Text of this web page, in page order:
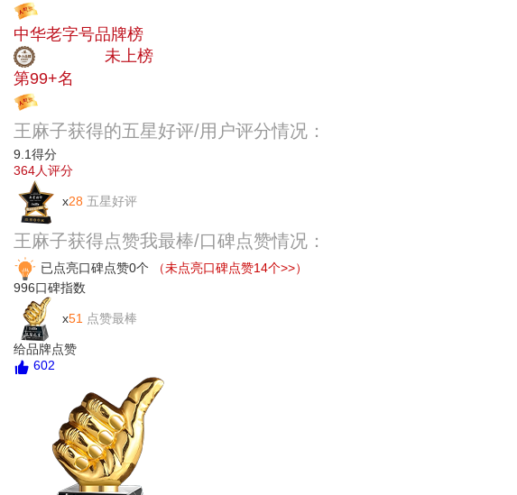
中华老字号品牌榜
未上榜
第99+名
王麻子获得的五星好评/用户评分情况：
9.1得分
364人评分
x28 五星好评
王麻子获得点赞我最棒/口碑点赞情况：
已点亮口碑点赞0个
（未点亮口碑点赞14个>>）
996口碑指数
x51 点赞最棒
给品牌点赞
602